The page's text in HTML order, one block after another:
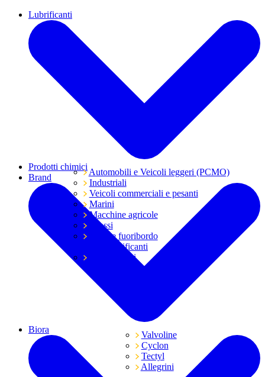
Lubrificanti
Automobili e Veicoli leggeri (PCMO)
Industriali
Veicoli commerciali e pesanti
Marini
Macchine agricole
Grassi
Moto e fuoribordo
Tutti i lubrificanti
Trasmissioni
Prodotti chimici
Brand
Valvoline
Cyclon
Tectyl
Allegrini
Biora